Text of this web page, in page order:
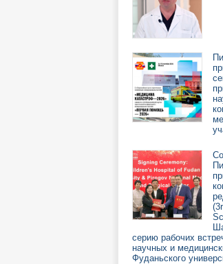
серию рабочих
научных и
Фуданьского